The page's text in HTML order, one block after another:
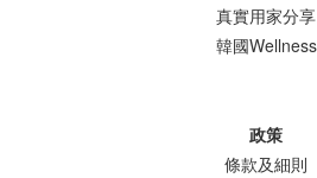
真實用家分享
韓國Wellness
政策
條款及細則